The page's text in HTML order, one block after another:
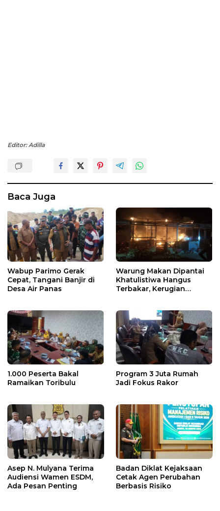
Editor: Adilla
Baca Juga
Wabup Parimo Gerak
Cepat, Tangani Banjir di
Desa Air Panas
Warung Makan Dipantai
Khatulistiwa Hangus
Terbakar, Kerugian
1.000 Peserta Bakal
Ramaikan Toribulu
Program 3 Juta Rumah
Jadi Fokus Rakor
Asep N. Mulyana Terima
Audiensi Wamen ESDM,
Ada Pesan Penting
Badan Diklat Kejaksaan
Cetak Agen Perubahan
Berbasis Risiko